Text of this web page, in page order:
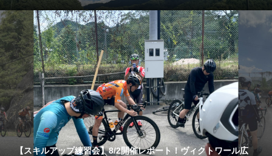
【スキルアップ練習会】8/2開催レポート！ヴィクトワール広